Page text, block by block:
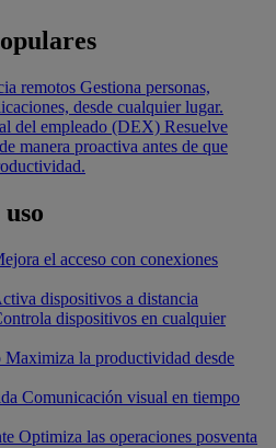
remotos Gestiona personas,
desde cualquier lugar.
del empleado (DEX) Resuelve
manera proactiva antes de que
el acceso con conexiones
dispositivos a distancia
dispositivos en cualquier
Maximiza la productividad desde
Comunicación visual en tiempo
Optimiza las operaciones posventa